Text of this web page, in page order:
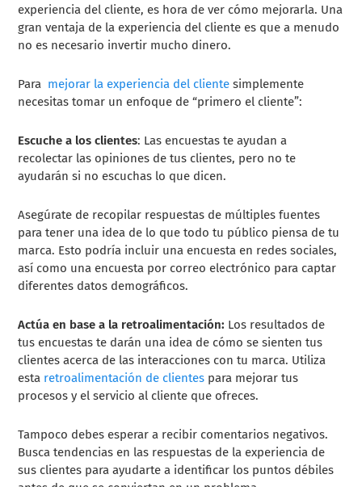
experiencia del cliente, es hora de ver cómo mejorarla. Una
gran ventaja de la experiencia del cliente es que a menudo
no es necesario invertir mucho dinero.
Para mejorar la experiencia del cliente simplemente
necesitas tomar un enfoque de “primero el cliente”:
Escuche a los clientes: Las encuestas te ayudan a
recolectar las opiniones de tus clientes, pero no te
ayudarán si no escuchas lo que dicen.
Asegúrate de recopilar respuestas de múltiples fuentes
para tener una idea de lo que todo tu público piensa de tu
marca. Esto podría incluir una encuesta en redes sociales,
así como una encuesta por correo electrónico para captar
diferentes datos demográficos.
Actúa en base a la retroalimentación: Los resultados de
tus encuestas te darán una idea de cómo se sienten tus
clientes acerca de las interacciones con tu marca. Utiliza
esta retroalimentación de clientes para mejorar tus
procesos y el servicio al cliente que ofreces.
Tampoco debes esperar a recibir comentarios negativos.
Busca tendencias en las respuestas de la experiencia de
sus clientes para ayudarte a identificar los puntos débiles